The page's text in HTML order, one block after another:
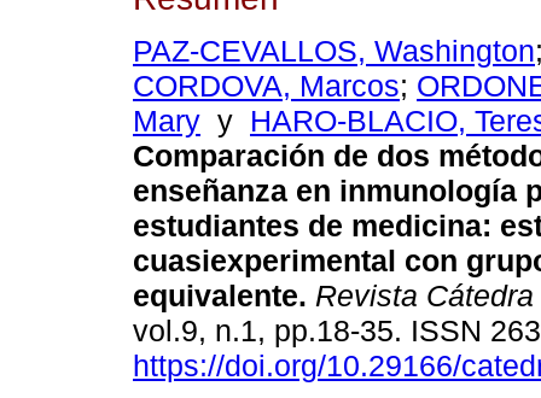
PAZ-CEVALLOS, Washington
CORDOVA, Marcos;
Mary y HARO-BLACIO,
Comparación de dos
enseñanza en inmunología
estudiantes de medicina:
cuasiexperimental con
equivalente. Revista Cátedra
vol.9, n.1, pp.18-35. ISSN
https://doi.org/10.29166/